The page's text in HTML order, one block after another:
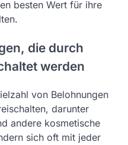
besten Wert für ihre
die durch
werden
von Belohnungen
darunter
andere kosmetische
sich oft mit jeder